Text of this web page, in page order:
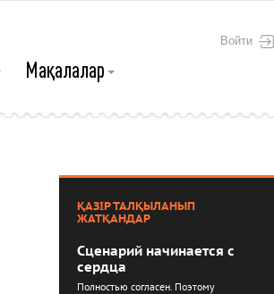
Войти
Мақалалар
ҚАЗІР ТАЛҚЫЛАНЫП
ЖАТҚАНДАР
Сценарий начинается с
сердца
Полностью согласен. Поэтому